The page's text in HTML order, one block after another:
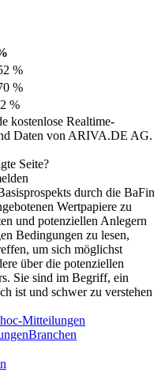
%
%
%
kostenlose Realtime-
Daten von ARIVA.DE AG.
Seite?
durch die BaFin
Wertpapiere zu
und potenziellen Anlegern
Bedingungen zu lesen,
um sich möglichst
über die potenziellen
Sie sind im Begriff, ein
ist und schwer zu verstehen
Mitteilungen
Branchen